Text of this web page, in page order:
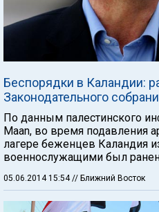
Беспорядки в Каландии:
Законодательного
По данным палестинского
Maan, во время подавления
лагере беженцев Каландия
военнослужащими был
05.06.2014 15:54// Ближний Восток